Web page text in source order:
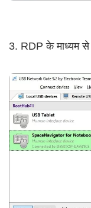
3. RDP के माध्यम